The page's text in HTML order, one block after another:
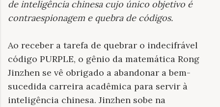
de inteligência chinesa cujo único objetivo é
contraespionagem e quebra de códigos.
Ao receber a tarefa de quebrar o indecifrável
código PURPLE, o gênio da matemática Rong
Jinzhen se vê obrigado a abandonar a bem-
sucedida carreira acadêmica para servir à
inteligência chinesa. Jinzhen sobe na